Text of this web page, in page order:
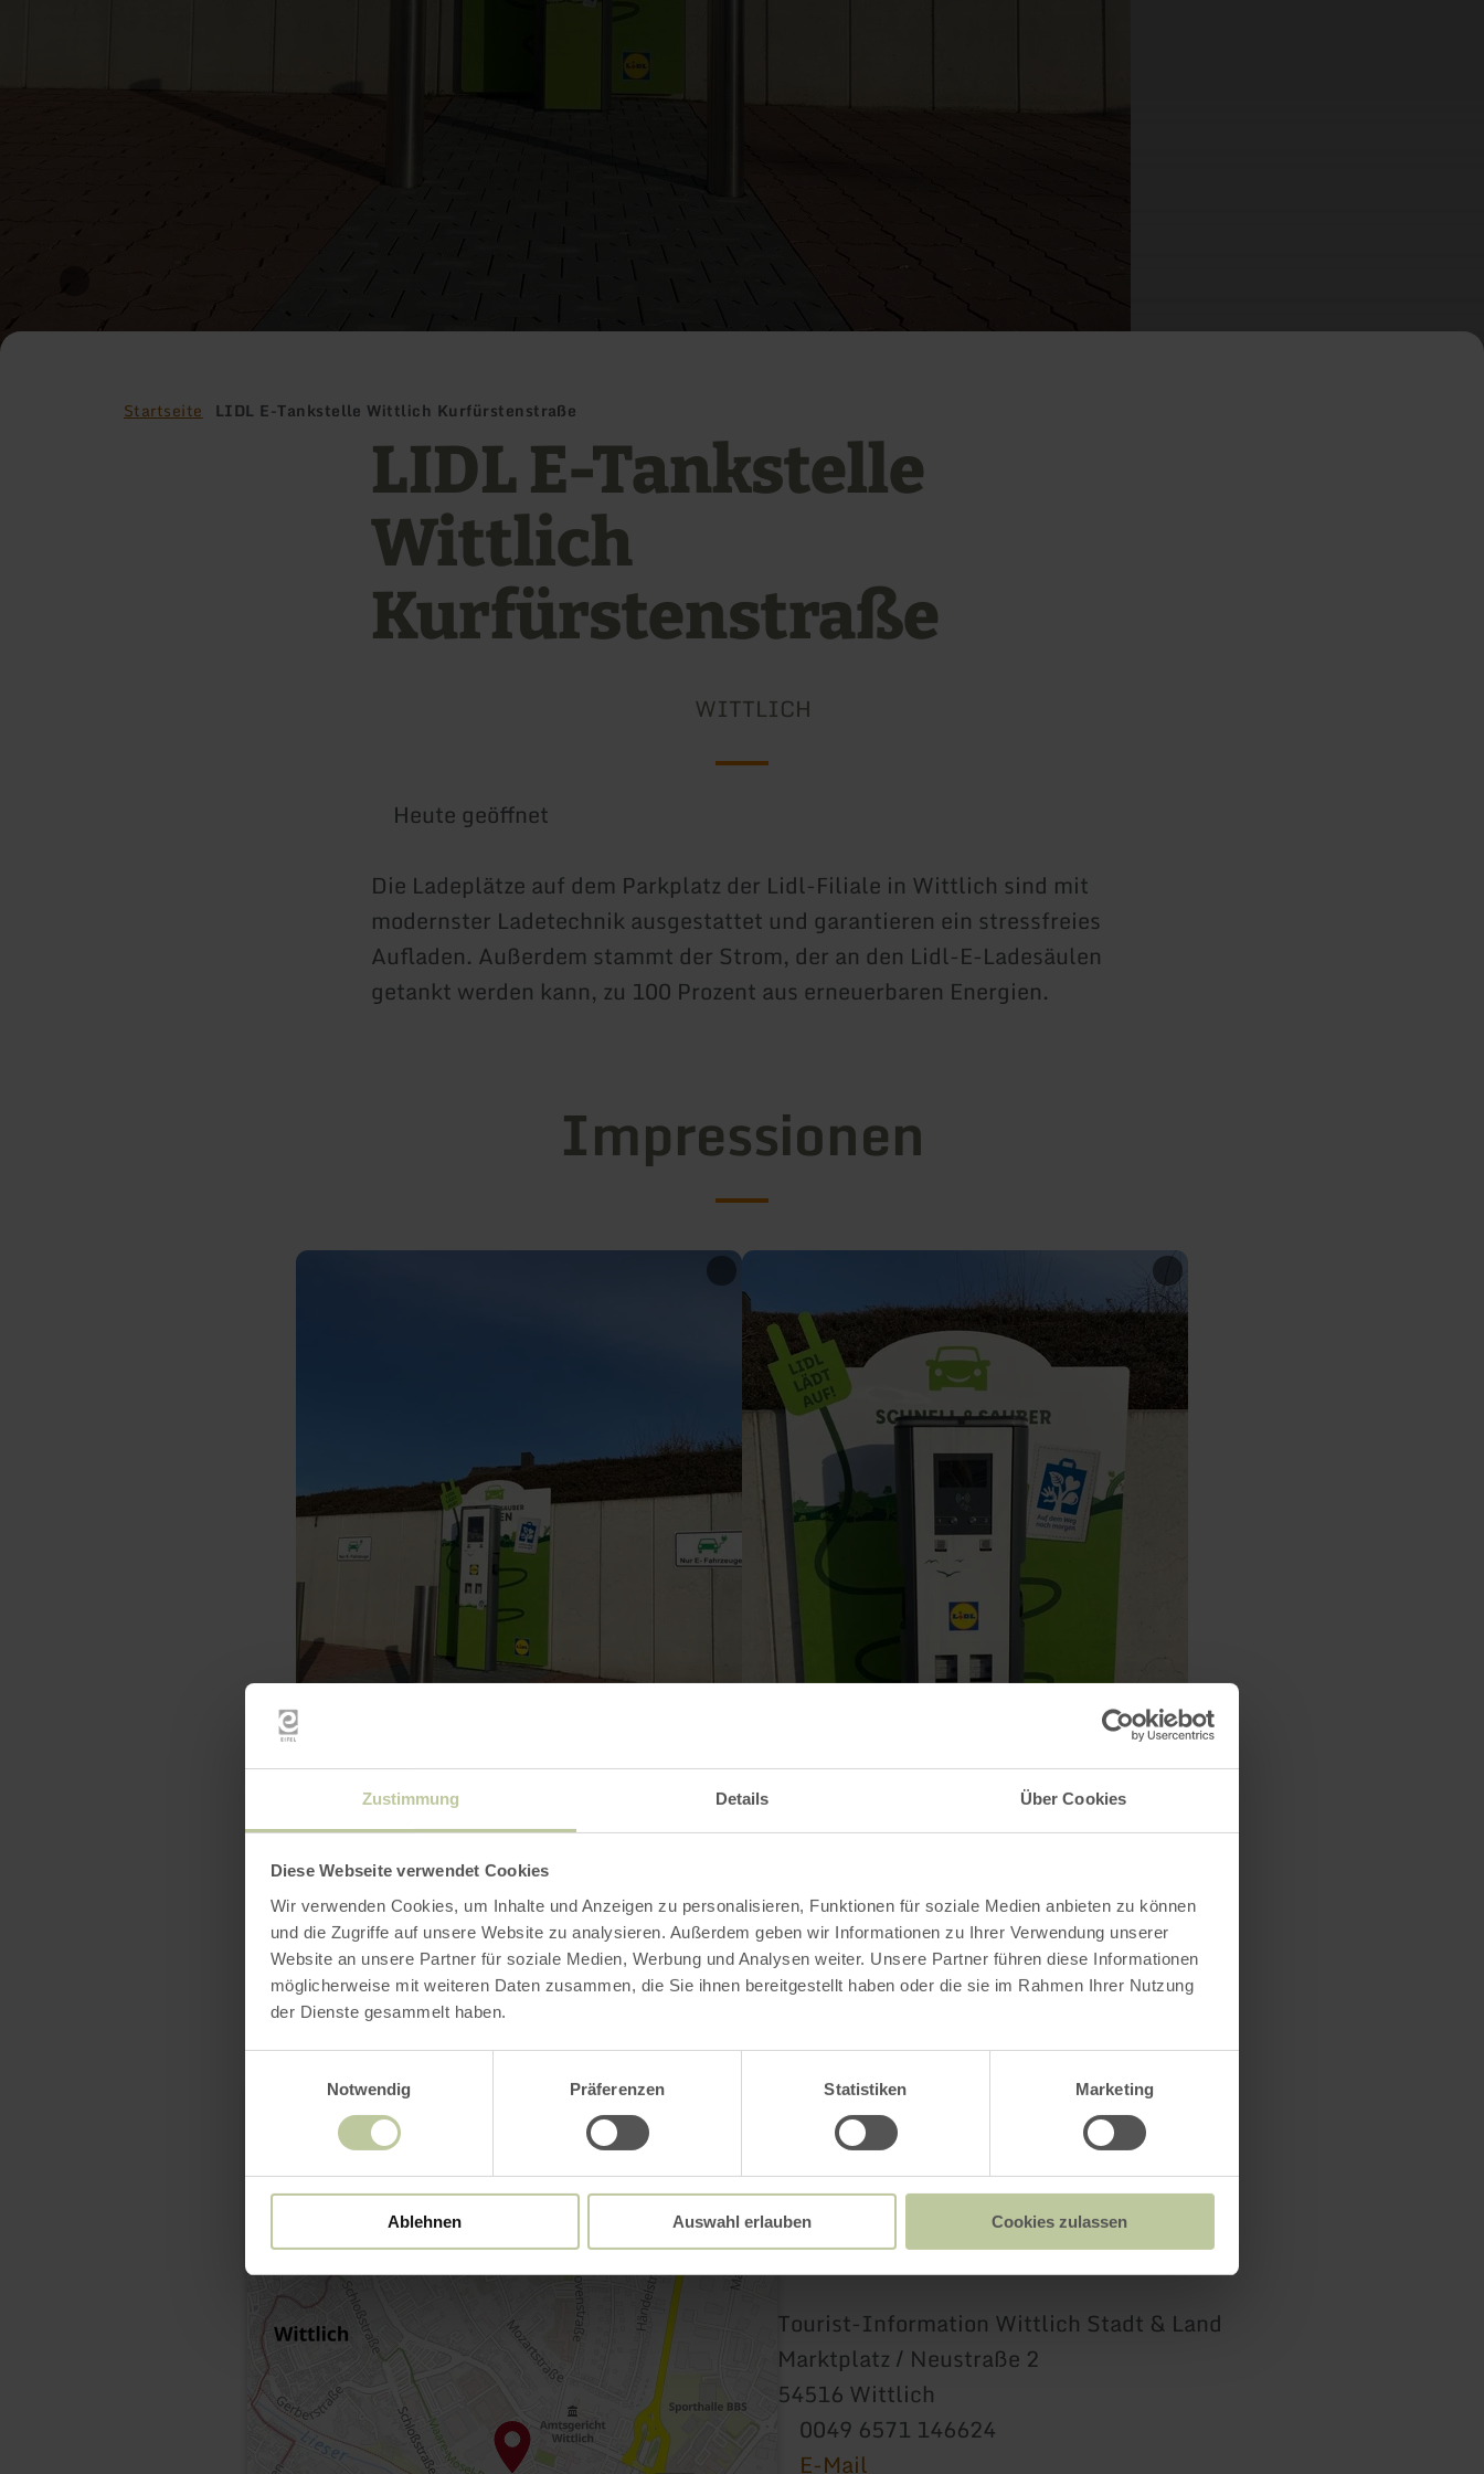
Zustimmung Details Über Cookies
Diese Webseite verwendet Cookies
Wir verwenden Cookies, um Inhalte und Anzeigen zu personalisieren, Funktionen für soziale Medien anbieten zu können
und die Zugriffe auf unsere Website zu analysieren. Außerdem geben wir Informationen zu Ihrer Verwendung unserer
Website an unsere Partner für soziale Medien, Werbung und Analysen weiter. Unsere Partner führen diese Informationen
möglicherweise mit weiteren Daten zusammen, die Sie ihnen bereitgestellt haben oder die sie im Rahmen Ihrer Nutzung
der Dienste gesammelt haben.
Notwendig
Präferenzen Statistiken Marketing
Ablehnen Auswahl erlauben Cookies zulassen
Startseite LIDL E-Tankstelle Wittlich Kurfürstenstraße
LIDL E-Tankstelle
Wittlich
Kurfürstenstraße
WITTLICH
Heute geöffnet
Die Ladeplätze auf dem Parkplatz der Lidl-Filiale in Wittlich sind mit
modernster Ladetechnik ausgestattet und garantieren ein stressfreies
Aufladen. Außerdem stammt der Strom, der an den Lidl-E-Ladesäulen
getankt werden kann, zu 100 Prozent aus erneuerbaren Energien.
Impressionen
Kontakt
Tourist-Information Wittlich Stadt & Land
Marktplatz / Neustraße 2
54516 Wittlich
0049 6571 146624
E-Mail